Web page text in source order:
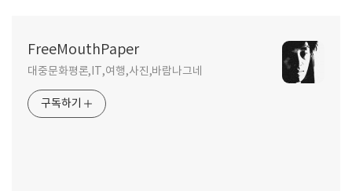
FreeMouthPaper
대중문화평론,IT,여행,사진,바람나그네
구독하기